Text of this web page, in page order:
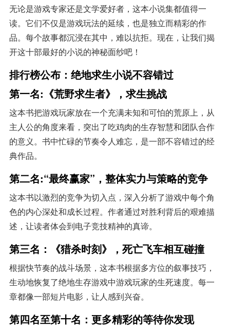
无论是游戏专家还是文学爱好者，这本小说集都值得一
读。它们不仅是游戏玩法的延续，也是独立而精彩的作
品。每个故事都沉浸在其中，难以抗拒。现在，让我们揭
开这十部最好的小说的神秘面纱吧！
排行榜公布：绝地求生小说不容错过
第一名:《荒野求生者》，求生挑战
这本书把游戏玩家放在一个充满未知和可怕的荒原上，从
主人公的角度来看，突出了吃鸡肉的生存智慧和团队合作
的意义。书中忙碌的节奏令人难忘，是一部不容错过的经
典作品。
第二名:“最终赢家”，整体实力与策略的竞争
这本书以激烈的竞争为切入点，深入分析了游戏中每个角
色的内心深处和成长过程。作者通过对胜利背后的艰难描
述，让读者体会到电子竞技精神的真谛。
第三名：《猎杀时刻》，死亡飞车相互碰撞
根据快节奏的战斗场景，这本书根据多方位的叙事技巧，
生动地恢复了绝地生存游戏中游戏玩家的生死速度。每一
章都像一部短片电影，让人感到兴奋。
第四名至第十名：更多精彩的等待你发现